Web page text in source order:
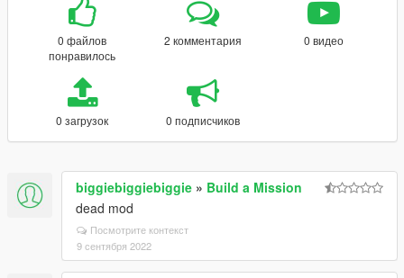
0 файлов
понравилось
2 комментария 0 видео
0 загрузок 0 подписчиков
biggiebiggiebiggie » Build a Mission
dead mod
Посмотрите контекст
9 сентября 2022